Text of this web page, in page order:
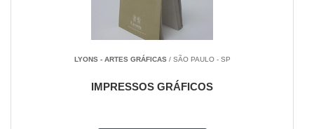
LYONS - ARTES GRÁFICAS/ SÃO PAULO - SP
IMPRESSOS GRÁFICOS